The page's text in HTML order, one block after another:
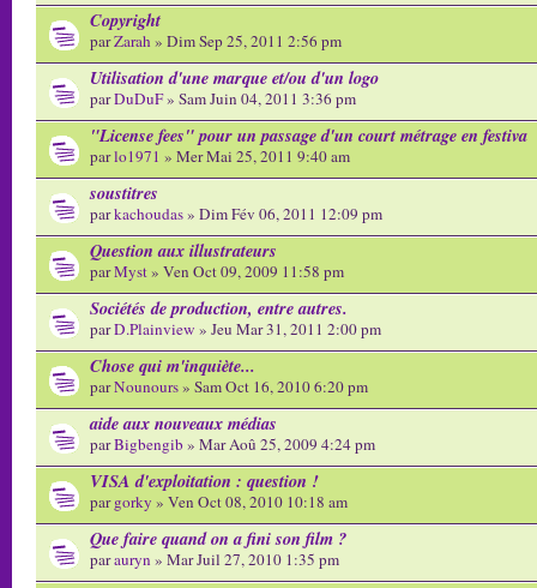
Copyright
parZarah» Dim Sep 25, 2011 2:56 pm
Utilisation d'une marque et/ou d'un logo
parDuDuF» Sam Juin 04, 2011 3:36 pm
"License fees" pour un passage d'un court métrage en festiva
parlo1971 » Mer Mai 25, 2011 9:40 am
soustitres
parkachoudas» Dim Fév 06, 2011 12:09 pm
Question aux illustrateurs
parMyst» Ven Oct 09, 2009 11:58 pm
Sociétés de production, entre autres.
parD.Plainview » Jeu Mar 31, 2011 2:00 pm
Chose qui m'inquiète...
parNounours» Sam Oct 16, 2010 6:20 pm
aide aux nouveaux médias
parBigbengib » Mar Aoû 25, 2009 4:24 pm
VISA d'exploitation : question !
pargorky » Ven Oct 08, 2010 10:18 am
Que faire quand on a fini son film ?
parauryn » Mar Juil 27, 2010 1:35 pm